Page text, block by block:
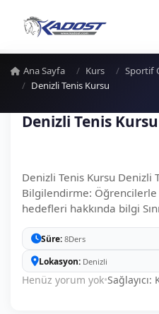
Ana Sayfa Kurs
Sportif
Denizli Tenis Kursu
Denizli Tenis Kursu
Denizli Tenis Kursu Denizli
Bilgilendirme: Öğrencilerle
hedefleri hakkında bilgi
Süre 8Ders
Lokasyon Denizli
Henüz yorum yok•Sağlayıcı: